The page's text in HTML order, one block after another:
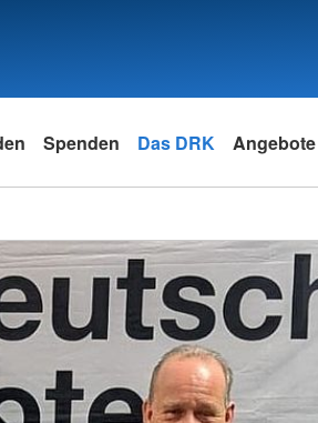
Spenden Das DRK Angebote